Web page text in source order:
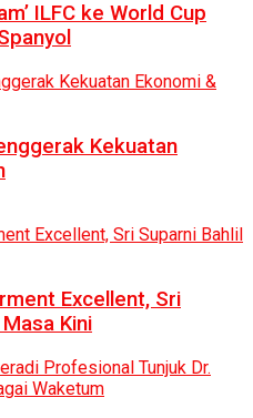
ILFC ke World Cup
Kekuatan
Excellent, Sri
Kini